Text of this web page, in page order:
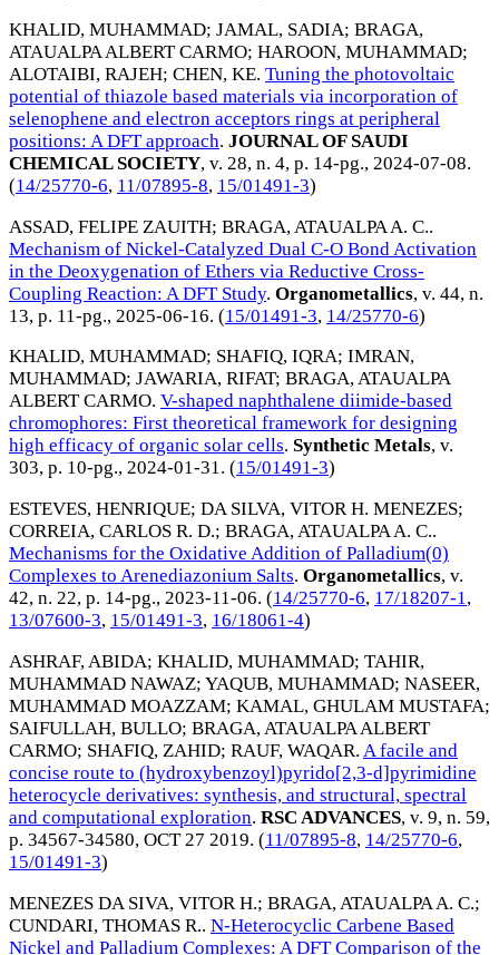
KHALID, MUHAMMAD; JAMAL, SADIA; BRAGA,
ATAUALPA ALBERT CARMO; HAROON, MUHAMMAD;
ALOTAIBI, RAJEH; CHEN, KE. Tuning the photovoltaic
potential of thiazole based materials via incorporation of
selenophene and electron acceptors rings at peripheral
positions: A DFT approach. JOURNAL OF SAUDI
CHEMICAL SOCIETY, v. 28, n. 4, p. 14-pg., 2024-07-08.
(14/25770-6, 11/07895-8, 15/01491-3)
ASSAD, FELIPE ZAUITH; BRAGA, ATAUALPA A. C..
Mechanism of Nickel-Catalyzed Dual C-O Bond Activation
in the Deoxygenation of Ethers via Reductive Cross-
Coupling Reaction: A DFT Study. Organometallics, v. 44, n.
13, p. 11-pg., 2025-06-16. (15/01491-3, 14/25770-6)
KHALID, MUHAMMAD; SHAFIQ, IQRA; IMRAN,
MUHAMMAD; JAWARIA, RIFAT; BRAGA, ATAUALPA
ALBERT CARMO. V-shaped naphthalene diimide-based
chromophores: First theoretical framework for designing
high efficacy of organic solar cells. Synthetic Metals, v.
303, p. 10-pg., 2024-01-31. (15/01491-3)
ESTEVES, HENRIQUE; DA SILVA, VITOR H. MENEZES;
CORREIA, CARLOS R. D.; BRAGA, ATAUALPA A. C..
Mechanisms for the Oxidative Addition of Palladium(0)
Complexes to Arenediazonium Salts. Organometallics, v.
42, n. 22, p. 14-pg., 2023-11-06. (14/25770-6, 17/18207-1,
13/07600-3, 15/01491-3, 16/18061-4)
ASHRAF, ABIDA; KHALID, MUHAMMAD; TAHIR,
MUHAMMAD NAWAZ; YAQUB, MUHAMMAD; NASEER,
MUHAMMAD MOAZZAM; KAMAL, GHULAM MUSTAFA;
SAIFULLAH, BULLO; BRAGA, ATAUALPA ALBERT
CARMO; SHAFIQ, ZAHID; RAUF, WAQAR. A facile and
concise route to (hydroxybenzoyl)pyrido[2,3-d]pyrimidine
heterocycle derivatives: synthesis, and structural, spectral
and computational exploration. RSC ADVANCES, v. 9, n. 59,
p. 34567-34580, OCT 27 2019. (11/07895-8, 14/25770-6,
15/01491-3)
MENEZES DA SIVA, VITOR H.; BRAGA, ATAUALPA A. C.;
CUNDARI, THOMAS R.. N-Heterocyclic Carbene Based
Nickel and Palladium Complexes: A DFT Comparison of the